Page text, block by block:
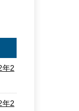
年2
年2